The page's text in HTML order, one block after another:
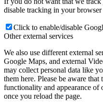
disable tracking in your browser
Click to enable/disable
Other external services
We also use different external
Google Maps, and external
may collect personal data like
them here. Please be aware
functionality and appearance of
once you reload the page.